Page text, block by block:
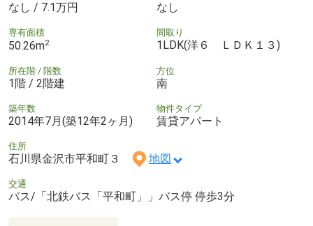
なし / 7.1万円 なし
専有面積
50.26m2
間取り
1LDK(洋６ ＬＤＫ１３)
所在階 / 階数
1階 / 2階建
方位
南
築年数
2014年7月(築12年2ヶ月)
物件タイプ
賃貸アパート
住所
石川県金沢市平和町３ 地図
交通
バス/「北鉄バス「平和町」」バス停 停歩3分